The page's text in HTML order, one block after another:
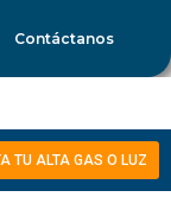
Contáctanos
TU ALTA GAS O LUZ